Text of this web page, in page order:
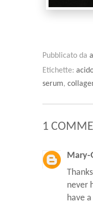
Pubblicato da
Etichette:
serum,
1
Mary-
never
have